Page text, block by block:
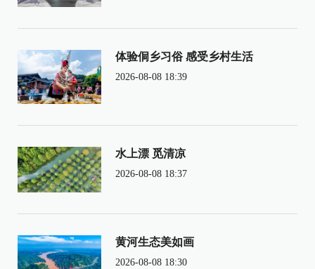
体验侗乡习俗 感受乡村生活
2026-08-08 18:39
水上漂 觅清凉
2026-08-08 18:37
黄河生态美如画
2026-08-08 18:30